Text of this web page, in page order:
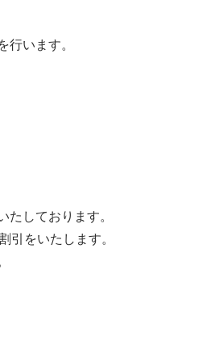
行います。
たしております。
引をいたします。